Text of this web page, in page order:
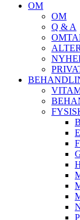
OM
OM
Q & A